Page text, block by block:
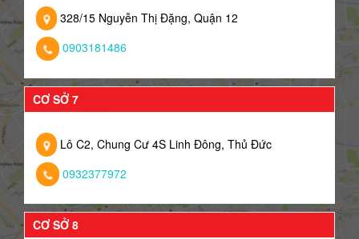
328/15 Nguyễn Thị Đặng, Quận 12
0903181486
CƠ SỞ 7
Lô C2, Chung Cư 4S Linh Đông, Thủ Đức
0932377972
CƠ SỞ 8